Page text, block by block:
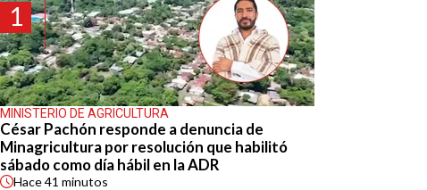
1
MINISTERIO DE AGRICULTURA
César Pachón responde a denuncia de
Minagricultura por resolución que habilitó
sábado como día hábil en la ADR
Hace41 minutos